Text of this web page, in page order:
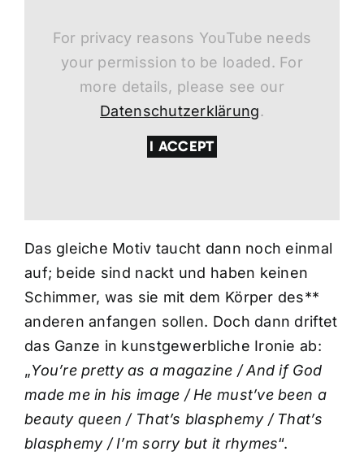
For privacy reasons YouTube needs
your permission to be loaded. For
more details, please see our
Datenschutzerklärung.
I ACCEPT
Das gleiche Motiv taucht dann noch einmal
auf; beide sind nackt und haben keinen
Schimmer, was sie mit dem Körper des**
anderen anfangen sollen. Doch dann driftet
das Ganze in kunstgewerbliche Ironie ab:
„You’re pretty as a magazine / And if God
made me in his image / He must’ve been a
beauty queen / That’s blasphemy / That’s
blasphemy / I’m sorry but it rhymes“.